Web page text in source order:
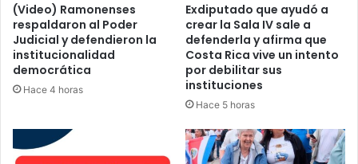
(Video) Ramonenses
respaldaron al Poder
Judicial y defendieron la
institucionalidad
democrática
Hace 4 horas
Exdiputado que ayudó a
crear la Sala IV sale a
defenderla y afirma que
Costa Rica vive un intento
por debilitar sus
instituciones
Hace 5 horas